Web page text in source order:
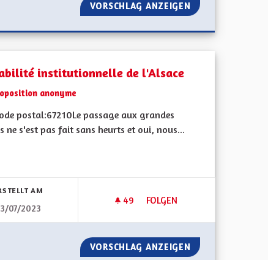
LA DÉMOCRATIE LOCALEVORSCHLAG ANZEIGEN UNE ALSACE
DES FORMES INNOVANTES DE DÉMOCRATIE
EXPÉRIMENTE DES FORMES INNOVANTES DE DÉMOCRATIE
institutionnelle de l'Alsace
anonyme
postal:67210Le passage aux grandes
ne s'est pas fait sans heurts et oui, nous...
AM
07/2023
49 49 FOLLOWER
FOLGEN
LA STABILITÉ
VORSCHLAG ANZEIGEN LA STABILITÉ